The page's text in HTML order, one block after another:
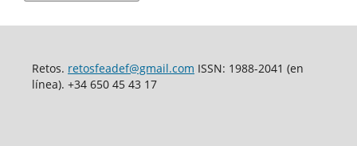
Retos. retosfeadef@gmail.com ISSN: 1988-2041 (en
línea). +34 650 45 43 17